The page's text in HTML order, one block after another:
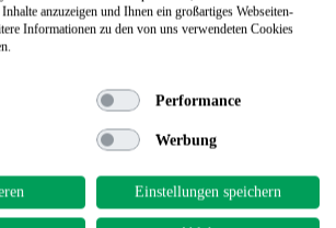
anzuzeigen und Ihnen ein großartiges Webseiten-
Informationen zu den von uns verwendeten Cookies
Performance
Werbung
Einstellungen speichern